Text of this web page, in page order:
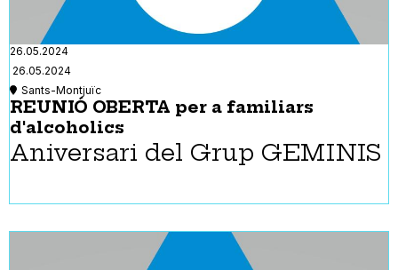
26.05.2024
26.05.2024
Sants-Montjuïc
REUNIÓ OBERTA per a familiars
d'alcoholics
Aniversari del Grup GEMINIS